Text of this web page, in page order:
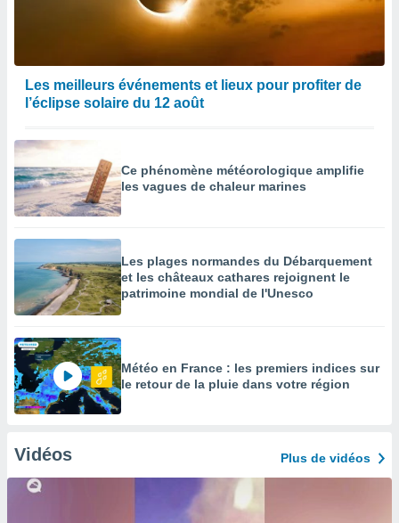
Les meilleurs événements et lieux pour profiter de
l’éclipse solaire du 12 août
Ce phénomène météorologique amplifie
les vagues de chaleur marines
Les plages normandes du Débarquement
et les châteaux cathares rejoignent le
patrimoine mondial de l'Unesco
Météo en France : les premiers indices sur
le retour de la pluie dans votre région
Vidéos Plus de vidéos